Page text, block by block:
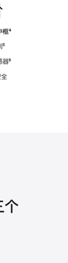
枢脚
⁴
脚
⁵
器脚
⁶
个